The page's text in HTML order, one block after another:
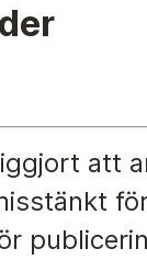
– grunden i det
medieetiska
att